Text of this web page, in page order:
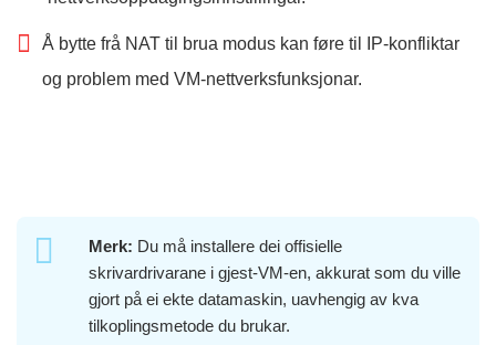
Å bytte frå NAT til brua modus kan føre til IP-konfliktar
og problem med VM-nettverksfunksjonar.
Merk: Du må installere dei offisielle
skrivardrivarane i gjest-VM-en, akkurat som du ville
gjort på ei ekte datamaskin, uavhengig av kva
tilkoplingsmetode du brukar.